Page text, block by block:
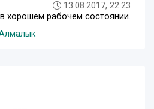
13.08.2017, 22:23
хорошем рабочем состоянии.